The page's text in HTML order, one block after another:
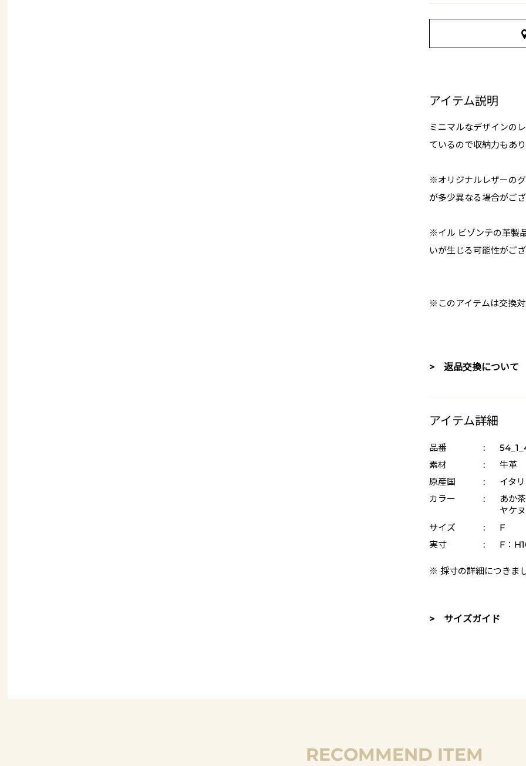
アイテム説明
ミニマルなデザインの
ているので収納力もあ
※オリジナルレザーの
が多少異なる場合がご
※イル ビゾンテの革製
いが生じる可能性がご
※このアイテムは交換
> 返品交換について
アイテム詳細
品番 :
素材
:
牛革
原産国
:
イタ
カラー
:
あか
ヤケ
サイズ
:
F
実寸
: F：
※ 採寸の詳細につきま
> サイズガイド
RECOMMEND ITEM